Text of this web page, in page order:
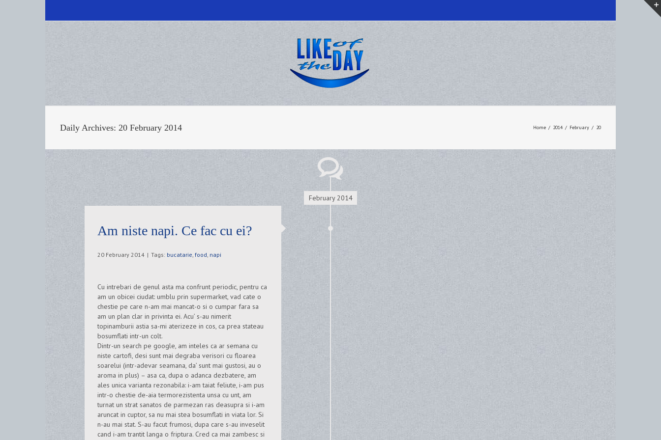
Daily Archives: 20 February 2014 Home / 2014 / February / 20
February 2014
Am niste napi. Ce fac cu ei?
20 February 2014 | Tags: bucatarie, food, napi
Cu intrebari de genul asta ma confrunt periodic, pentru ca
am un obicei ciudat: umblu prin supermarket, vad cate o
chestie pe care n-am mai mancat-o si o cumpar fara sa
am un plan clar in privinta ei. Acu’ s-au nimerit
topinamburii astia sa-mi aterizeze in cos, ca prea stateau
bosumflati intr-un colt.
Dintr-un search pe google, am inteles ca ar semana cu
niste cartofi, desi sunt mai degraba verisori cu floarea
soarelui (intr-adevar seamana, da’ sunt mai gustosi, au o
aroma in plus) – asa ca, dupa o adanca dezbatere, am
ales unica varianta rezonabila: i-am taiat feliute, i-am pus
intr-o chestie de-aia termorezistenta unsa cu unt, am
turnat un strat sanatos de parmezan ras deasupra si i-am
aruncat in cuptor, sa nu mai stea bosumflati in viata lor. Si
n-au mai stat. S-au facut frumosi, dupa care s-au inveselit
cand i-am trantit langa o friptura. Cred ca mai zambesc si